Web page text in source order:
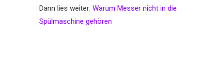
Dann lies weiter: Warum Messer nicht in die
Spülmaschine gehören